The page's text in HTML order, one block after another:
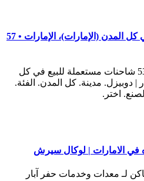
بيع واشتري شاحنات أونلاين في كل المدن (الإمارات)، الإمارات • 57
بيع واشتري شاحنات أونلاين - 53 شاحنات مستعملة للبيع في كل
| دوبيزل. مدينة. كل المدن. الفئة.
اختر.
في الامارات | لوكال سيرش
لـ معدات وخدمات حفر آبار